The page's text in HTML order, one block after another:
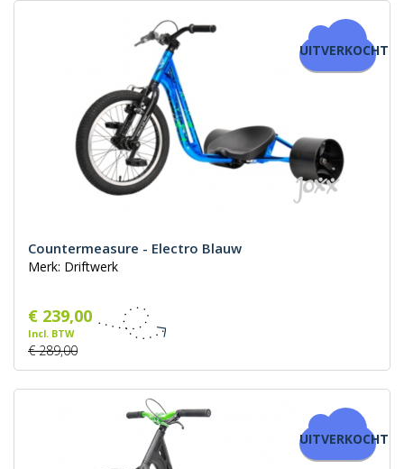
UITVERKOCHT
Countermeasure - Electro Blauw
Merk: Driftwerk
€ 239,00
Incl. BTW
€ 289,00
UITVERKOCHT